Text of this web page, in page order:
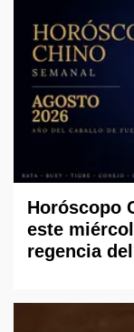
Horóscopo
este
regencia